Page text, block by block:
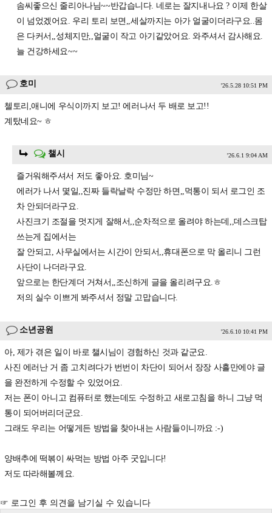
솜씨좋으신 줄리아나님~~반갑습니다. 네로는 잘지내나요 ? 이제 한살
이 넘었겠어요. 우리 토리 보면,,세살까지는 아가 얼굴이더라구요..몸
은 다커서,,성체지만,,얼굴이 작고 아기같았어요. 와주셔서 감사해요.
늘 건강하세요~~
호미 '26.5.28 10:51 PM
첼토리,애니에 우식이까지 보고! 에러나서 두 배로 보고!!
계탔네요~ ㅎ
챌시 '26.6.1 9:04 AM
즐거워해주셔서 저도 좋아요. 호미님~
에러가 나서 몇일,,진짜 들락날락 수정만 하면,,먹통이 되서 로그인 조
차 안되더라구요.
사진크기 조절을 멋지게 잘해서,,순차적으로 올려야 하는데,,데스크탑
쓰는게 집에서는
잘 안되고, 사무실에서는 시간이 안되서,,휴대폰으로 막 올리니 그런
사단이 나더라구요.
앞으로는 한단계더 거쳐서,,조신하게 글을 올리려구요.ㅎ
저의 실수 이쁘게 봐주셔서 정말 고맙습니다.
소년공원 '26.6.10 10:41 PM
아, 제가 겪은 일이 바로 챌시님이 경험하신 것과 같군요.
사진 에러난 거 좀 고치려다가 번번이 차단이 되어서 장장 사흘만에야 글
을 완전하게 수정할 수 있었어요.
저는 폰이 아니고 컴퓨터로 했는데도 수정하고 새로고침을 하니 그냥 먹
통이 되어버리더군요.
그래도 우리는 어떻게든 방법을 찾아내는 사람들이니까요 :-)
양배추에 떡볶이 싸먹는 방법 아주 굿입니다!
저도 따라해볼께요.
☞ 로그인 후 의견을 남기실 수 있습니다